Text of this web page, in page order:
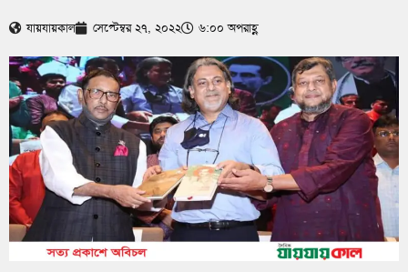
যায়যায়কাল সেপ্টেম্বর ২৭, ২০২২ ৬:০০ অপরাহ্ণ